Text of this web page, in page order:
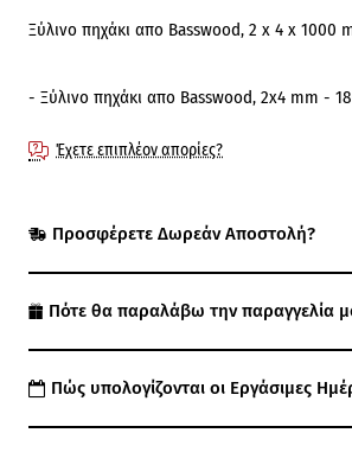
Ξύλινο πηχάκι απο Basswood, 2 x 4 x 1000
- Ξύλινο πηχάκι απο Basswood, 2x4 mm -
Έχετε επιπλέον απορίες?
Προσφέρετε Δωρεάν Αποστολή?
Πότε θα παραλάβω την παραγγελία
Πώς υπολογίζονται οι Εργάσιμες